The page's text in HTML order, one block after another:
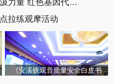
安溪县第十八小学：学党史汲力量 红色基因代代传
拉练观摩活动
《安溪铁观音质量安全白皮书